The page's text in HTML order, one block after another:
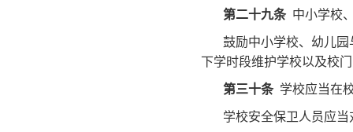
第二十九条中小学校
鼓励中小学校、幼儿
下学时段维护学校以及校
第三十条学校应当在
学校安全保卫人员应